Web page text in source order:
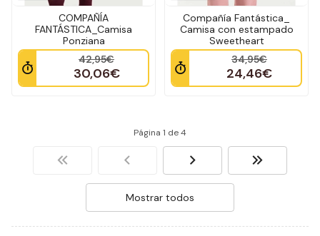
COMPAÑÍA
FANTÁSTICA_Camisa
Ponziana
42,95€
30,06€
Compañía Fantástica_
Camisa con estampado
Sweetheart
34,95€
24,46€
Página 1 de 4
Mostrar todos